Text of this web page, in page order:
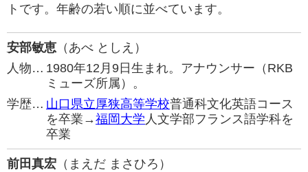
トです。年齢の若い順に並べています。
安部敏恵 （あべ としえ）
人物… 1980年12月9日生まれ。アナウンサー（RKB
ミューズ所属）。
学歴… 山口県立厚狭高等学校普通科文化英語コース
を卒業→福岡大学 人文学部フランス語学科を
卒業
前田真宏 （まえだ まさひろ）